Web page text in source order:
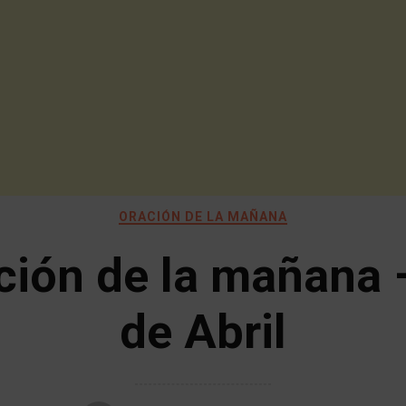
ORACIÓN DE LA MAÑANA
de la mañana
de Abril